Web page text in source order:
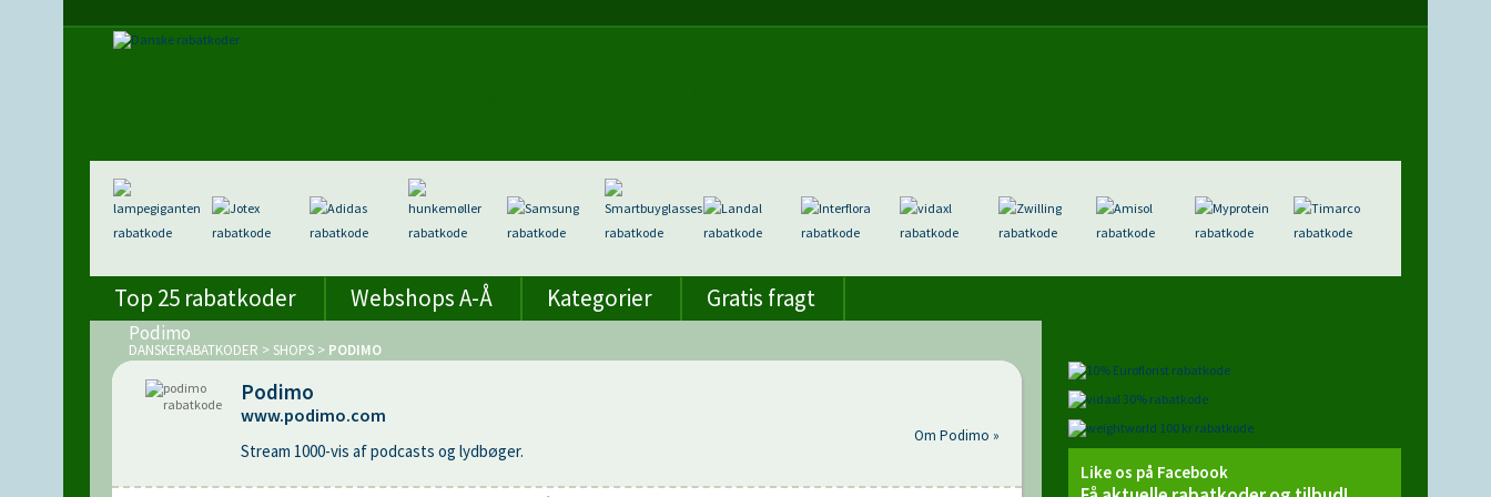
Top 25 rabatkoder Webshops A-Å Kategorier Gratis fragt
Podimo
DANSKERABATKODER > SHOPS > PODIMO
Podimo
www.podimo.com
Stream 1000-vis af podcasts og lydbøger.
Om Podimo »
Like os på Facebook